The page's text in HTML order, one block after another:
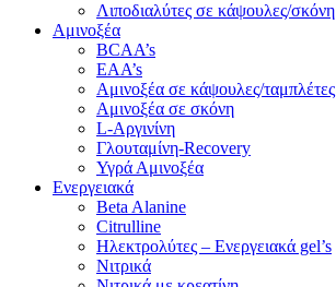
Λιποδιαλύτες σε κάψουλες/σκόνη
Αμινοξέα
BCAA’s
EAA’s
Αμινοξέα σε κάψουλες/ταμπλέτες
Αμινοξέα σε σκόνη
L-Αργινίνη
Γλουταμίνη-Recovery
Υγρά Αμινοξέα
Ενεργειακά
Beta Alanine
Citrulline
Ηλεκτρολύτες – Ενεργειακά gel’s
Νιτρικά